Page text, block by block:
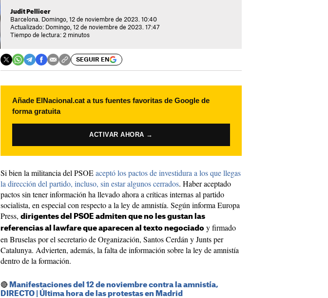
Judit Pellicer
Barcelona. Domingo, 12 de noviembre de 2023. 10:40
Actualizado: Domingo, 12 de noviembre de 2023. 17:47
Tiempo de lectura: 2 minutos
SEGUIR EN
Añade ElNacional.cat a tus fuentes favoritas de Google de
forma gratuita
ACTIVAR AHORA →
Si bien la militancia del PSOEaceptó los pactos de investidura a los que llegas
la dirección del partido, incluso, sin estar algunos cerrados. Haber aceptado
pactos sin tener información ha llevado ahora a críticas internas al partido
socialista, en especial con respecto a la ley de amnistía. Según informa Europa
Press, dirigentes del PSOE admiten que no les gustan las
referencias al lawfare que aparecen al texto negociado y firmado
en Bruselas por el secretario de Organización, Santos Cerdán y Junts per
Catalunya. Advierten, además, la falta de información sobre la ley de amnistía
dentro de la formación.
🔴 Manifestaciones del 12 de noviembre contra la amnistía,
DIRECTO | Última hora de las protestas en Madrid